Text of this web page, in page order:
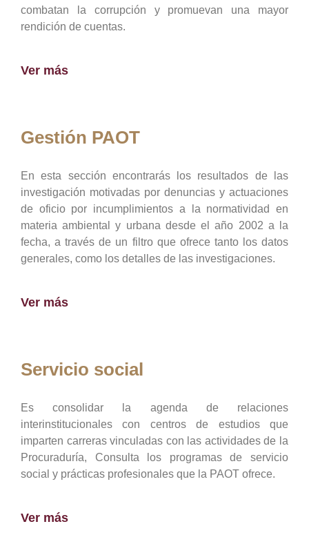
combatan la corrupción y promuevan una mayor
rendición de cuentas.
Ver más
Gestión PAOT
En esta sección encontrarás los resultados de las
investigación motivadas por denuncias y actuaciones
de oficio por incumplimientos a la normatividad en
materia ambiental y urbana desde el año 2002 a la
fecha, a través de un filtro que ofrece tanto los datos
generales, como los detalles de las investigaciones.
Ver más
Servicio social
Es consolidar la agenda de relaciones
interinstitucionales con centros de estudios que
imparten carreras vinculadas con las actividades de la
Procuraduría, Consulta los programas de servicio
social y prácticas profesionales que la PAOT ofrece.
Ver más